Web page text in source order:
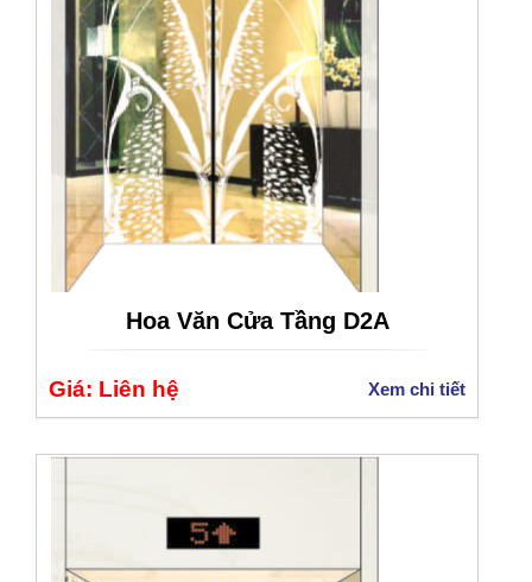
Hoa Văn Cửa Tầng D2A
Giá: Liên hệ Xem chi tiết